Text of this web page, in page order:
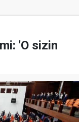
'O sizin